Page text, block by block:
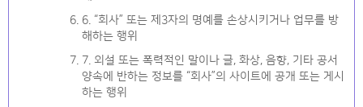
6. “회사” 또는 제3자의 명예를 손상시키거나 업무를 방
해하는 행위
7. 외설 또는 폭력적인 말이나 글, 화상, 음향, 기타 공서
양속에 반하는 정보를 “회사”의 사이트에 공개 또는 게시
하는 행위